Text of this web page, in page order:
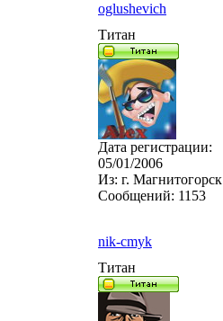
oglushevich
Титан
Дата регистрации:
05/01/2006
Из: г. Магнитогорск
Сообщений: 1153
nik-cmyk
Титан